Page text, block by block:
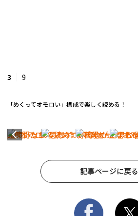
3 9
「めくってオモロい」構成で楽しく読める！
記事ページに戻る